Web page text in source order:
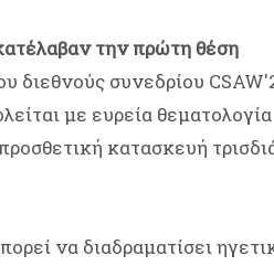
την πρώτη θέση
διεθνούς συνεδρίου
με ευρεία θεματολογία
κατασκευή
να διαδραματίσει